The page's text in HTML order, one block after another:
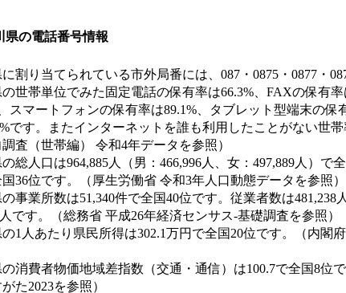
県の電話番号情報
割り当てられている市外局番には、087・0875・0877・
世帯単位でみた固定電話の保有率は66.3%、FAXの保有
スマートフォンの保有率は89.1%、タブレット型端末の保
です。またインターネットを誰も利用したことがない世
査（世帯編） 令和4年データを参照）
総人口は964,885人（男：466,996人、女：497,889人）で
36位です。（厚生労働省 令和3年人口動態データを参照）
事業所数は51,340件で全国40位です。従業者数は481,238
です。（総務省 平成26年経済センサス‐基礎調査を参照）
1人あたり県民所得は302.1万円で全国20位です。（内閣
消費者物価地域差指数（交通・通信）は100.7で全国8位
た2023を参照）